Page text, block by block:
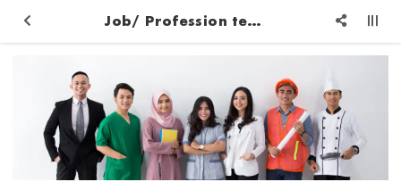
Job/ Profession telling